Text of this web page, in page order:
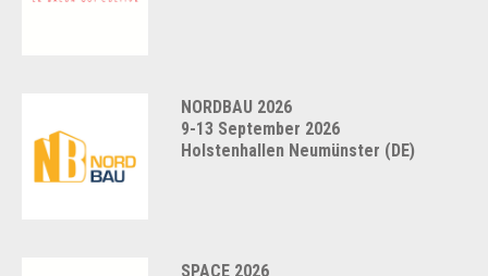
NORDBAU 2026
9-13 September 2026
Holstenhallen Neumünster (DE)
SPACE 2026